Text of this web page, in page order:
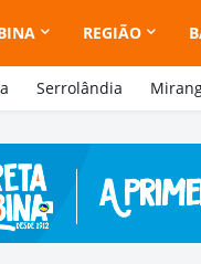
REGIÃO
Serrolândia